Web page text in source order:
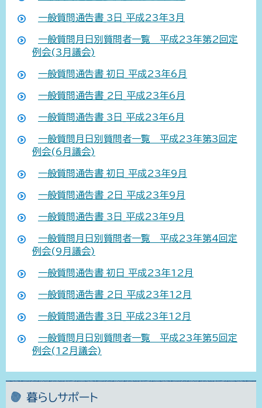
一般質問通告書_3日_平成23年3月
一般質問月日別質問者一覧 平成23年第2回定
例会(3月議会)
一般質問通告書_初日_平成23年6月
一般質問通告書_2日_平成23年6月
一般質問通告書_3日_平成23年6月
一般質問月日別質問者一覧 平成23年第3回定
例会(6月議会)
一般質問通告書_初日_平成23年9月
一般質問通告書_2日_平成23年9月
一般質問通告書_3日_平成23年9月
一般質問月日別質問者一覧 平成23年第4回定
例会(9月議会)
一般質問通告書_初日_平成23年12月
一般質問通告書_2日_平成23年12月
一般質問通告書_3日_平成23年12月
一般質問月日別質問者一覧 平成23年第5回定
例会(12月議会)
暮らしサポート